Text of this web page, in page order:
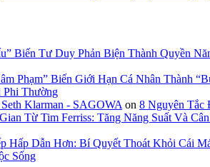
Biến Tư Duy Phản Biện Thành Quyền
Phạm” Biến Giới Hạn Cá Nhân Thành
Phi Thường
Klarman - SAGOWA on 8 Nguyên Tắc
Từ Tim Ferriss: Tăng Năng Suất Và
Hấp Dẫn Hơn: Bí Quyết Thoát Khỏi Cái
Sống